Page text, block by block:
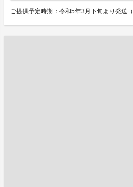
ご提供予定時期：令和5年3月下旬より発送